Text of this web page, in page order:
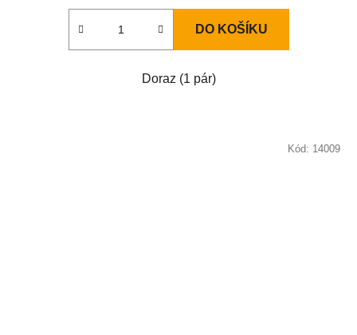
DO KOŠÍKU
Doraz (1 pár)
Kód: 14009